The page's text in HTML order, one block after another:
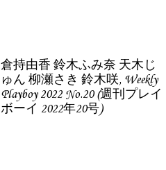
倉持由香 鈴木ふみ奈 天木じ
ゅん 柳瀬さき 鈴木咲, Weekly
Playboy 2022 No.20 (週刊プレイ
ボーイ 2022年20号)